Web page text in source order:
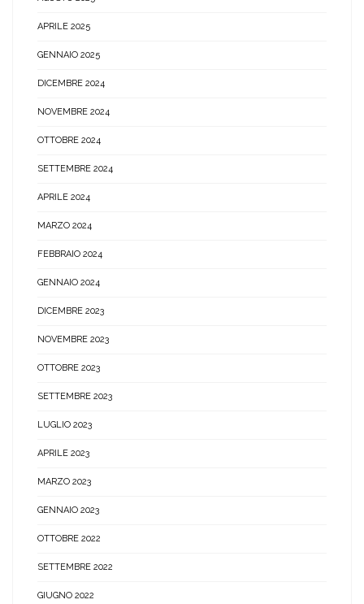
APRILE 2025
GENNAIO 2025
DICEMBRE 2024
NOVEMBRE 2024
OTTOBRE 2024
SETTEMBRE 2024
APRILE 2024
MARZO 2024
FEBBRAIO 2024
GENNAIO 2024
DICEMBRE 2023
NOVEMBRE 2023
OTTOBRE 2023
SETTEMBRE 2023
LUGLIO 2023
APRILE 2023
MARZO 2023
GENNAIO 2023
OTTOBRE 2022
SETTEMBRE 2022
GIUGNO 2022